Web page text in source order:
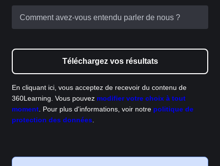
Comment avez-vous entendu parler de nous ?
Téléchargez vos résultats
En cliquant ici, vous acceptez de recevoir du contenu de
360Learning. Vous pouvez modifier votre choix à tout
moment . Pour plus d'informations, voir notre politique de
protection des données